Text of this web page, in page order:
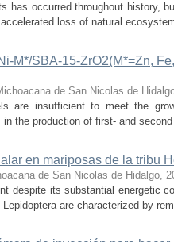
has occurred throughout history,
loss of natural
M*/SBA-15-ZrO2(M*=Zn,
de San Nicolas de
are insufficient to meet the
the production of first- and
en mariposas de la tribu
de San Nicolas de Hidalgo,
despite its substantial energetic
are characterized by